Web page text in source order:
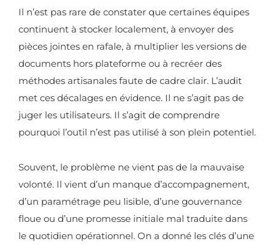
Il n’est pas rare de constater que certaines équipes
continuent à stocker localement, à envoyer des
pièces jointes en rafale, à multiplier les versions de
documents hors plateforme ou à recréer des
méthodes artisanales faute de cadre clair. L’audit
met ces décalages en évidence. Il ne s’agit pas de
juger les utilisateurs. Il s’agit de comprendre
pourquoi l’outil n’est pas utilisé à son plein potentiel.
Souvent, le problème ne vient pas de la mauvaise
volonté. Il vient d’un manque d’accompagnement,
d’un paramétrage peu lisible, d’une gouvernance
floue ou d’une promesse initiale mal traduite dans
le quotidien opérationnel. On a donné les clés d’une